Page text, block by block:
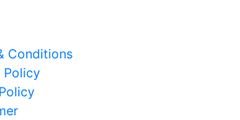
Conditions
Policy